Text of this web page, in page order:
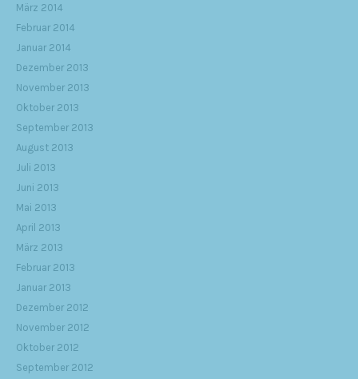
März 2014
Februar 2014
Januar 2014
Dezember 2013
November 2013
Oktober 2013
September 2013
August 2013
Juli 2013
Juni 2013
Mai 2013
April 2013
März 2013
Februar 2013
Januar 2013
Dezember 2012
November 2012
Oktober 2012
September 2012